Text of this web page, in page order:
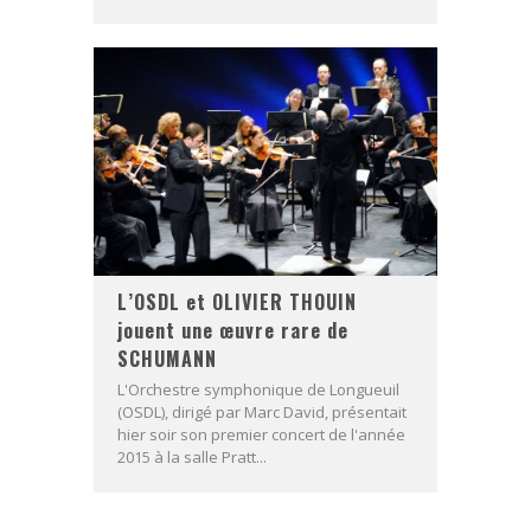
L’OSDL et OLIVIER THOUIN
jouent une œuvre rare de
SCHUMANN
L'Orchestre symphonique de Longueuil
(OSDL), dirigé par Marc David, présentait
hier soir son premier concert de l'année
2015 à la salle Pratt...